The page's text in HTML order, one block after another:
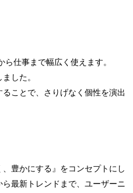
仕事まで幅広く使えます。
した。
ことで、さりげなく個性を演出
豊かにする』をコンセプトにし
最新トレンドまで、ユーザーニ